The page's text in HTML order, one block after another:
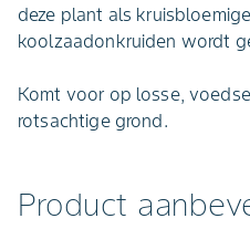
deze plant als
koolzaadonkruiden wordt
Komt voor op losse,
rotsachtige grond.
Product